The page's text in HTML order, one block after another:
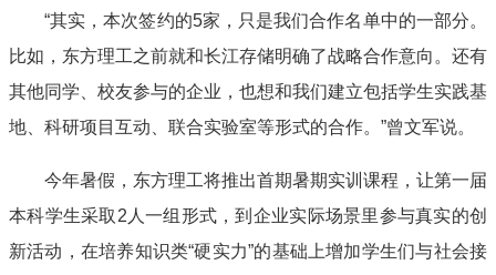
“其实，本次签约的5家，只是我们合作名单中的一部分。
比如，东方理工之前就和长江存储明确了战略合作意向。还有
其他同学、校友参与的企业，也想和我们建立包括学生实践基
地、科研项目互动、联合实验室等形式的合作。”曾文军说。
今年暑假，东方理工将推出首期暑期实训课程，让第一届
本科学生采取2人一组形式，到企业实际场景里参与真实的创
新活动，在培养知识类“硬实力”的基础上增加学生们与社会接